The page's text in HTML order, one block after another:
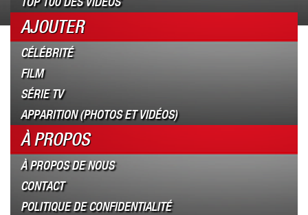
AJOUTER
CÉLÉBRITÉ
FILM
SÉRIE TV
APPARITION (PHOTOS ET VIDÉOS)
À PROPOS
À PROPOS DE NOUS
CONTACT
POLITIQUE DE CONFIDENTIALITÉ